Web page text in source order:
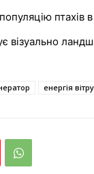
птахів в
енергія вітру